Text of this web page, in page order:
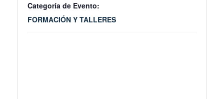
Categoría de Evento:
FORMACIÓN Y TALLERES